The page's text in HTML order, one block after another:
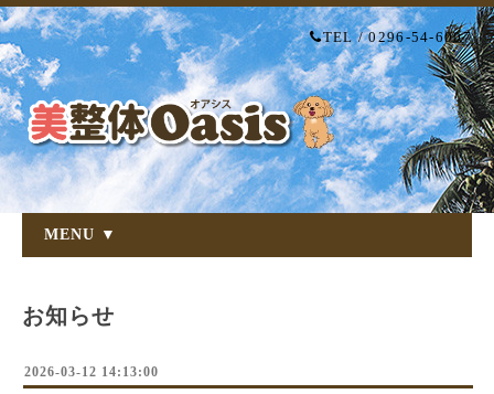
TEL / 0296-54-6007
MENU ▼
お知らせ
2026-03-12 14:13:00